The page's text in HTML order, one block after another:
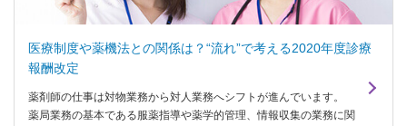
医療制度や薬機法との関係は？“流れ”で考える2020年度診療
報酬改定
薬剤師の仕事は対物業務から対人業務へシフトが進んでいます。
薬局業務の基本である服薬指導や薬学的管理、情報収集の業務に関